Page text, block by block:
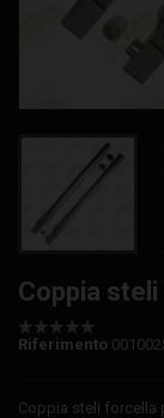
Coppia
Riferimento
Coppia steli forcella